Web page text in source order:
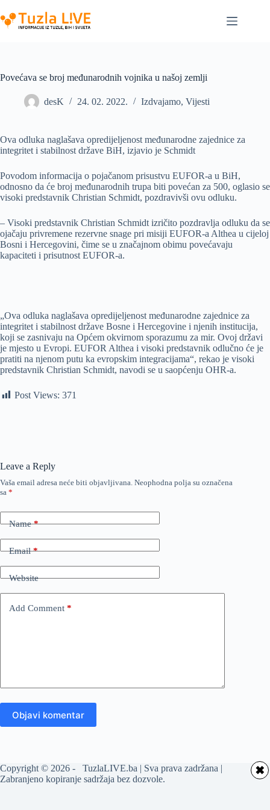
to
content
Povećava se broj međunarodnih vojnika u našoj zemlji
desK 24. 02. 2022. Izdvajamo, Vijesti
Ova odluka naglašava opredijeljenost međunarodne zajednice za
integritet i stabilnost države BiH, izjavio je Schmidt
Povodom informacija o pojačanom prisustvu EUFOR-a u BiH,
odnosno da će broj međunarodnih trupa biti povećan za 500, oglasio se
visoki predstavnik Christian Schmidt, pozdravivši ovu odluku.
– Visoki predstavnik Christian Schmidt izričito pozdravlja odluku da se
ojačaju privremene rezervne snage pri misiji EUFOR-a Althea u cijeloj
Bosni i Hercegovini, čime se u značajnom obimu povećavaju
kapaciteti i prisutnost EUFOR-a.
„Ova odluka naglašava opredijeljenost međunarodne zajednice za
integritet i stabilnost države Bosne i Hercegovine i njenih institucija,
koji se zasnivaju na Općem okvirnom sporazumu za mir. Ovoj državi
je mjesto u Evropi. EUFOR Althea i visoki predstavnik odlučno će je
pratiti na njenom putu ka evropskim integracijama“, rekao je visoki
predstavnik Christian Schmidt, navodi se u saopćenju OHR-a.
Post Views: 371
Leave a Reply
Vaša email adresa neće biti objavljivana. Neophodna polja su označena
sa *
Name*
Email*
Website
Add Comment *
Objavi komentar
Copyright © 2026 - TuzlaLIVE.ba | Sva prava zadržana |
Zabranjeno kopiranje sadržaja bez dozvole.
✖